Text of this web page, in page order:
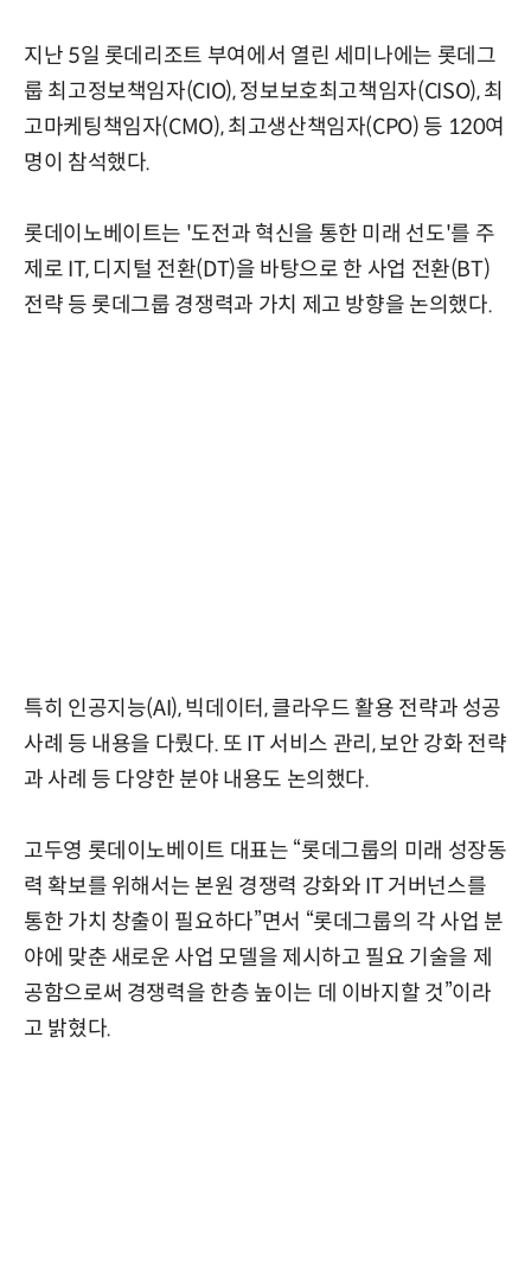
지난 5일 롯데리조트 부여에서 열린 세미나에는 롯데그
룹 최고정보책임자(CIO), 정보보호최고책임자(CISO), 최
고마케팅책임자(CMO), 최고생산책임자(CPO) 등 120여
명이 참석했다.
롯데이노베이트는 '도전과 혁신을 통한 미래 선도'를 주
제로 IT, 디지털 전환(DT)을 바탕으로 한 사업 전환(BT)
전략 등 롯데그룹 경쟁력과 가치 제고 방향을 논의했다.
특히 인공지능(AI), 빅데이터, 클라우드 활용 전략과 성공
사례 등 내용을 다뤘다. 또 IT 서비스 관리, 보안 강화 전략
과 사례 등 다양한 분야 내용도 논의했다.
고두영 롯데이노베이트 대표는 “롯데그룹의 미래 성장동
력 확보를 위해서는 본원 경쟁력 강화와 IT 거버넌스를
통한 가치 창출이 필요하다”면서 “롯데그룹의 각 사업 분
야에 맞춘 새로운 사업 모델을 제시하고 필요 기술을 제
공함으로써 경쟁력을 한층 높이는 데 이바지할 것”이라
고 밝혔다.